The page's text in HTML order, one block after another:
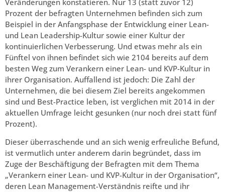
Prozent der befragten Unternehmen befinden sich zum
Beispiel in der Anfangsphase der Entwicklung einer Lean-
und Lean Leadership-Kultur sowie einer Kultur der
kontinuierlichen Verbesserung. Und etwas mehr als ein
Fünftel von ihnen befindet sich wie 2104 bereits auf dem
besten Weg zum Verankern einer Lean- und KVP-Kultur in
ihrer Organisation. Auffallend ist jedoch: Die Zahl der
Unternehmen, die bei diesem Ziel bereits angekommen
sind und Best-Practice leben, ist verglichen mit 2014 in der
aktuellen Umfrage leicht gesunken (nur noch drei statt fünf
Prozent).
Dieser überraschende und an sich wenig erfreuliche Befund,
ist vermutlich unter anderem darin begründet, dass im
Zuge der Beschäftigung der Befragten mit dem Thema
„Verankern einer Lean- und KVP-Kultur in der Organisation“,
deren Lean Management-Verständnis reifte und ihr